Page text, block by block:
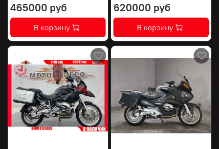
465000 руб
В корзину
620000 руб
В корзину